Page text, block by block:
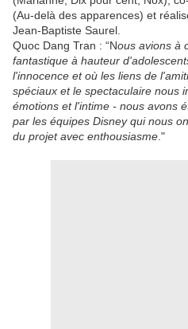
(Au-delà des apparences) et
Jean-Baptiste Saurel.
Quoc Dang Tran : “Nous avions à
fantastique à hauteur
l'innocence et où les liens de
spéciaux et le spectaculaire nous
émotions et l'intime - nous avons
par les équipes Disney qui nous
du projet avec enthousiasme ."